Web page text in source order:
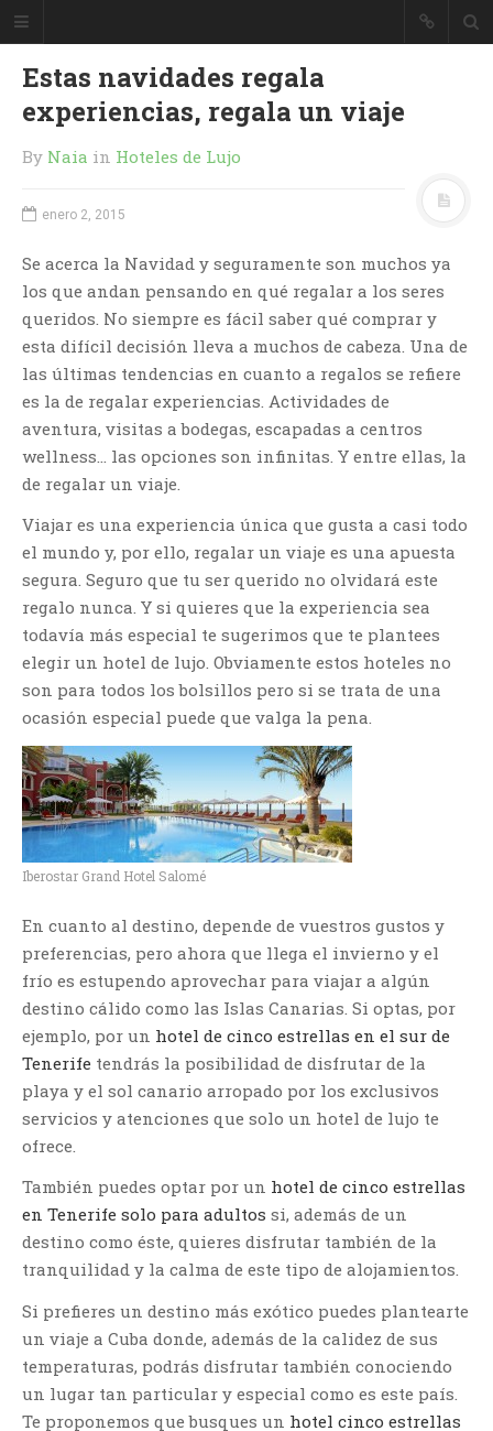
Estas navidades regala
experiencias, regala un viaje
By Naia in Hoteles de Lujo
enero 2, 2015
Se acerca la Navidad y seguramente son muchos ya
los que andan pensando en qué regalar a los seres
queridos. No siempre es fácil saber qué comprar y
esta difícil decisión lleva a muchos de cabeza. Una de
las últimas tendencias en cuanto a regalos se refiere
es la de regalar experiencias. Actividades de
aventura, visitas a bodegas, escapadas a centros
wellness… las opciones son infinitas. Y entre ellas, la
de regalar un viaje.
Viajar es una experiencia única que gusta a casi todo
el mundo y, por ello, regalar un viaje es una apuesta
segura. Seguro que tu ser querido no olvidará este
regalo nunca. Y si quieres que la experiencia sea
todavía más especial te sugerimos que te plantees
elegir un hotel de lujo. Obviamente estos hoteles no
son para todos los bolsillos pero si se trata de una
ocasión especial puede que valga la pena.
Iberostar Grand Hotel Salomé
En cuanto al destino, depende de vuestros gustos y
preferencias, pero ahora que llega el invierno y el
frío es estupendo aprovechar para viajar a algún
destino cálido como las Islas Canarias. Si optas, por
ejemplo, por un hotel de cinco estrellas en el sur de
Tenerife tendrás la posibilidad de disfrutar de la
playa y el sol canario arropado por los exclusivos
servicios y atenciones que solo un hotel de lujo te
ofrece.
También puedes optar por un hotel de cinco estrellas
en Tenerife solo para adultos si, además de un
destino como éste, quieres disfrutar también de la
tranquilidad y la calma de este tipo de alojamientos.
Si prefieres un destino más exótico puedes plantearte
un viaje a Cuba donde, además de la calidez de sus
temperaturas, podrás disfrutar también conociendo
un lugar tan particular y especial como es este país.
Te proponemos que busques un hotel cinco estrellas